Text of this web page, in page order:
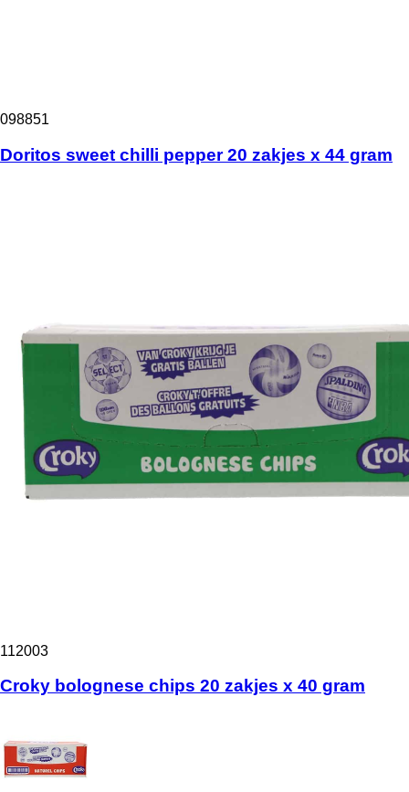
098851
Doritos sweet chilli pepper 20 zakjes x 44 gram
112003
Croky bolognese chips 20 zakjes x 40 gram